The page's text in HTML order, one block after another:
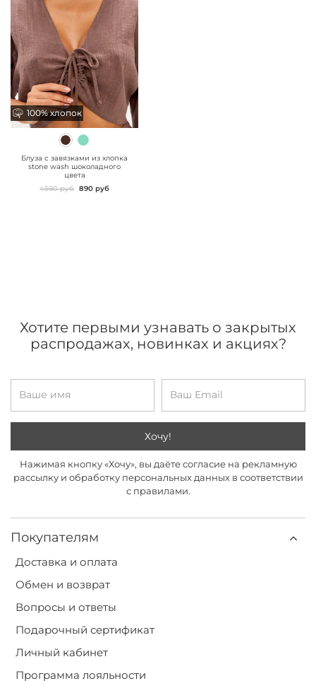
100% хлопок
" class="js-prevent-
100% хлопок
Блуза с завязками из хлопка
stone wash шоколадного
цвета
4590 руб 890 руб
Покупателям
Доставка и оплата
Обмен и возврат
Вопросы и ответы
Подарочный сертификат
Личный кабинет
Программа лояльности
Хотите первыми узнавать о закрытых
распродажах, новинках и акциях?
Хочу!
Нажимая кнопку «Хочу», вы даёте согласие на рекламную
рассылку и обработку персональных данных в соответствии
с правилами.